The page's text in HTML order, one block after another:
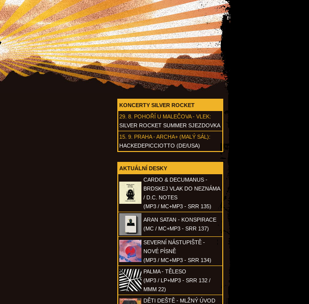
KONCERTY SILVER ROCKET
29. 8. POHOŘÍ U MALEČOVA - VLEK:
SILVER ROCKET SUMMER SJEZDOVKA
15. 9. PRAHA - ARCHA+ (MALÝ SÁL):
HACKEDEPICCIOTTO (DE/USA)
AKTUÁLNÍ DESKY
CARDO & DECUMANUS -
BRDSKEJ VLAK DO NEZNÁMA
/ D.C. NOTES
(MP3 / MC+MP3 - SRR 135)
ARAN SATAN - KONSPIRACE
(MC / MC+MP3 - SRR 137)
SEVERNÍ NÁSTUPIŠTĚ -
NOVÉ PÍSNĚ
(MP3 / MC+MP3 - SRR 134)
PALMA - TĚLESO
(MP3 / LP+MP3 - SRR 132 /
MMM 22)
DĚTI DEŠTĚ - MLŽNÝ ÚVOD